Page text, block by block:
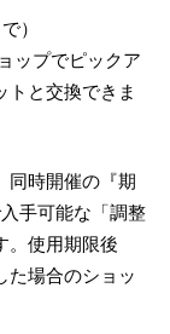
）
ップでピックア
トと交換できま
同時開催の『期
手可能な「調整
。使用期限後
た場合のショッ